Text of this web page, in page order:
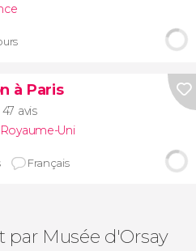
à Paris
47 avis
Royaume-Uni
Français
par Musée d'Orsay